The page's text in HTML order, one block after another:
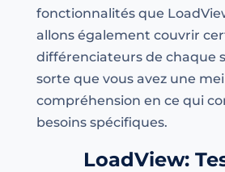
fonctionnalités que
allons également couvrir
différenciateurs de chaque
sorte que vous avez une
compréhension en ce qui
besoins spécifiques.
LoadView: